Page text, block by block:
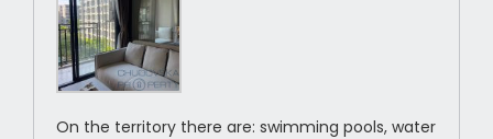
On the territory there are: swimming pools, water